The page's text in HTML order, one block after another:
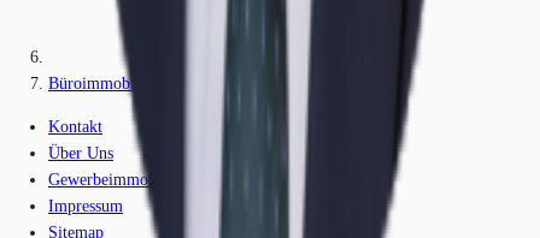
Büroimmobilie - Köln, Altstadt-Nord - K0404
Kontakt
Über Uns
Gewerbeimmobilien-Lexikon
Impressum
Sitemap